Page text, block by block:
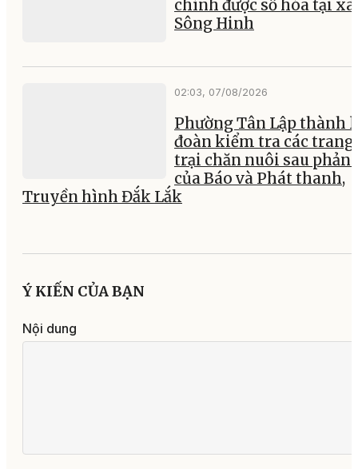
chính được số hóa tại xã
Sông Hinh
02:03, 07/08/2026
Phường Tân Lập thành
đoàn kiểm tra các trang
trại chăn nuôi sau phản
của Báo và Phát thanh,
Truyền hình Đắk Lắk
Ý KIẾN CỦA BẠN
Nội dung